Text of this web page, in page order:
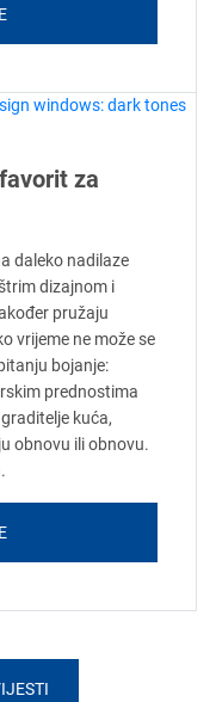
za
daleko nadilaze
dizajnom i
pružaju
vrijeme ne može se
bojanje:
prednostima
kuća,
obnovu ili obnovu.